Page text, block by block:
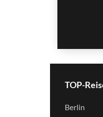
TOP-
Berlin